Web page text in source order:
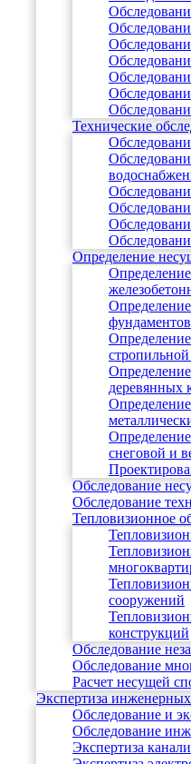
Технические
Определение
деревянных
снеговой и
Обследование
Обследование
Тепловизионное
сооружений
конструкций
Обследование
Обследование
Расчет несущей
Экспертиза
Обследование и
Обследование
Экспертиза